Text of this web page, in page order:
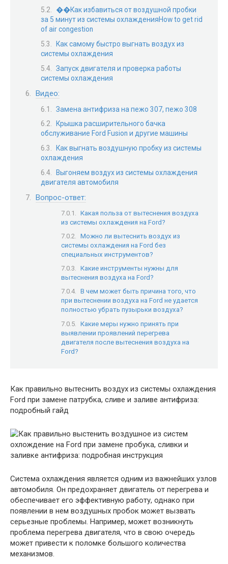
��Как избавиться от воздушной пробки
за 5 минут из системы охлажденияHow to get rid
of air congestion
Как самому быстро выгнать воздух из
системы охлаждения
Запуск двигателя и проверка работы
системы охлаждения
Видео:
Замена антифриза на пежо 307, пежо 308
Крышка расширительного бачка
обслуживание Ford Fusion и другие машины
Как выгнать воздушную пробку из системы
охлаждения
Выгоняем воздух из системы охлаждения
двигателя автомобиля
Вопрос-ответ:
Какая польза от вытеснения воздуха
из системы охлаждения на Ford?
Можно ли вытеснить воздух из
системы охлаждения на Ford без
специальных инструментов?
Какие инструменты нужны для
вытеснения воздуха на Ford?
В чем может быть причина того, что
при вытеснении воздуха на Ford не удается
полностью убрать пузырьки воздуха?
Какие меры нужно принять при
выявлении проявлений перегрева
двигателя после вытеснения воздуха на
Ford?
Как правильно вытеснить воздух из системы охлаждения
Ford при замене патрубка, сливе и заливе антифриза:
подробный гайд
Система охлаждения является одним из важнейших узлов
автомобиля. Он предохраняет двигатель от перегрева и
обеспечивает его эффективную работу, однако при
появлении в нем воздушных пробок может вызвать
серьезные проблемы. Например, может возникнуть
проблема перегрева двигателя, что в свою очередь
может привести к поломке большого количества
механизмов.